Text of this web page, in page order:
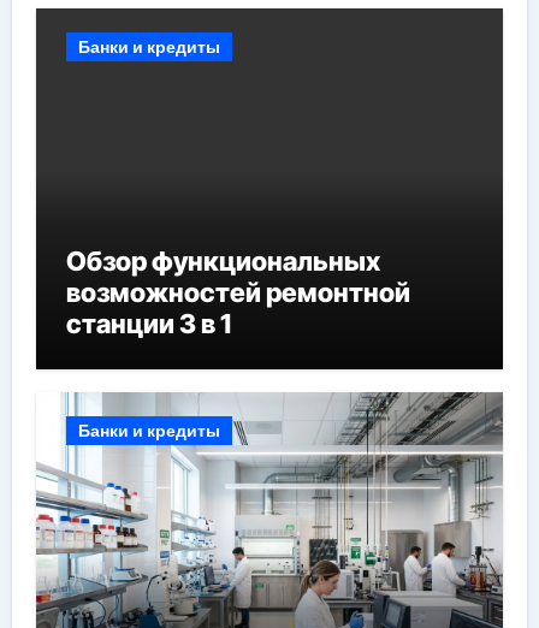
Банки и кредиты
Обзор функциональных
возможностей ремонтной
станции 3 в 1
Банки и кредиты